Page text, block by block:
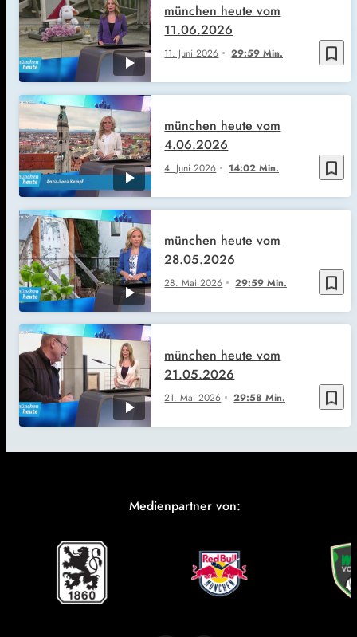
bookmark_border
11. Juni 2026 29:59 Min.
münchen heute vom
11.06.2026
bookmark_border
4. Juni 2026 14:02 Min.
münchen heute vom
4.06.2026
bookmark_border
28. Mai 2026 29:59 Min.
münchen heute vom
28.05.2026
bookmark_border
21. Mai 2026 29:58 Min.
münchen heute vom
21.05.2026
Medienpartner von: